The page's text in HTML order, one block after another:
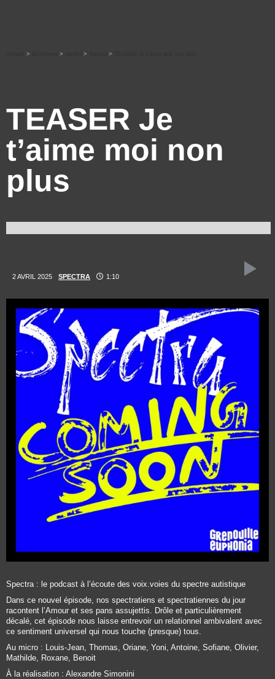
> > > >
TEASER Je
t’aime moi non
plus
2 AVRIL 2025 SPECTRA 1:10
Spectra : le podcast à l’écoute des voix.voies du spectre autistique
Dans ce nouvel épisode, nos spectratiens et spectratiennes du jour
racontent l’Amour et ses pans assujettis. Drôle et particulièrement
décalé, cet épisode nous laisse entrevoir un relationnel ambivalent avec
ce sentiment universel qui nous touche (presque) tous.
Au micro : Louis-Jean, Thomas, Oriane, Yoni, Antoine, Sofiane, Olivier,
Mathilde, Roxane, Benoit
À la réalisation : Alexandre Simonini